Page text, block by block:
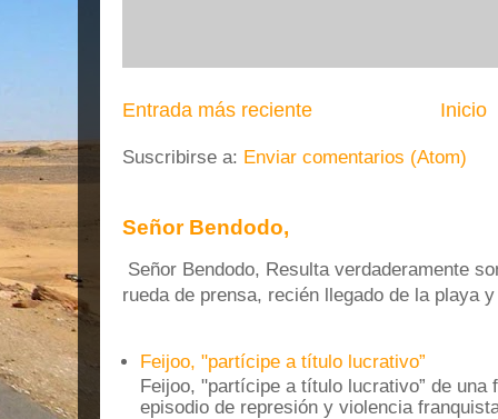
Entrada más reciente Inicio
Suscribirse a: Enviar comentarios (Atom)
Señor Bendodo,
Señor Bendodo, Resulta verdaderamente
rueda de prensa, recién llegado de la playa
Feijoo, "partícipe a título lucrativo”
Feijoo, "partícipe a título lucrativo” de una
episodio de represión y violencia